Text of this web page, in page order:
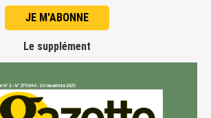
JE M'ABONNE
Le supplément